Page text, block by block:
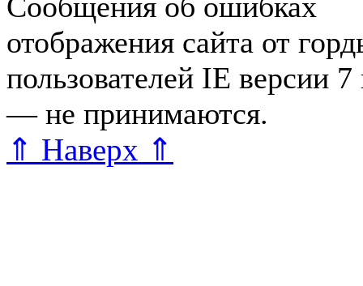
отображения сайта от
пользователей IE версии
— не принимаются.
⇑ Наверх ⇑